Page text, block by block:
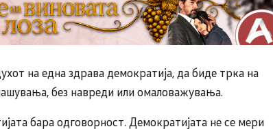
на една здрава демократија, да биде трка на
без навреди или омаловажувања.
бара одговорност. Демократијата не се мери